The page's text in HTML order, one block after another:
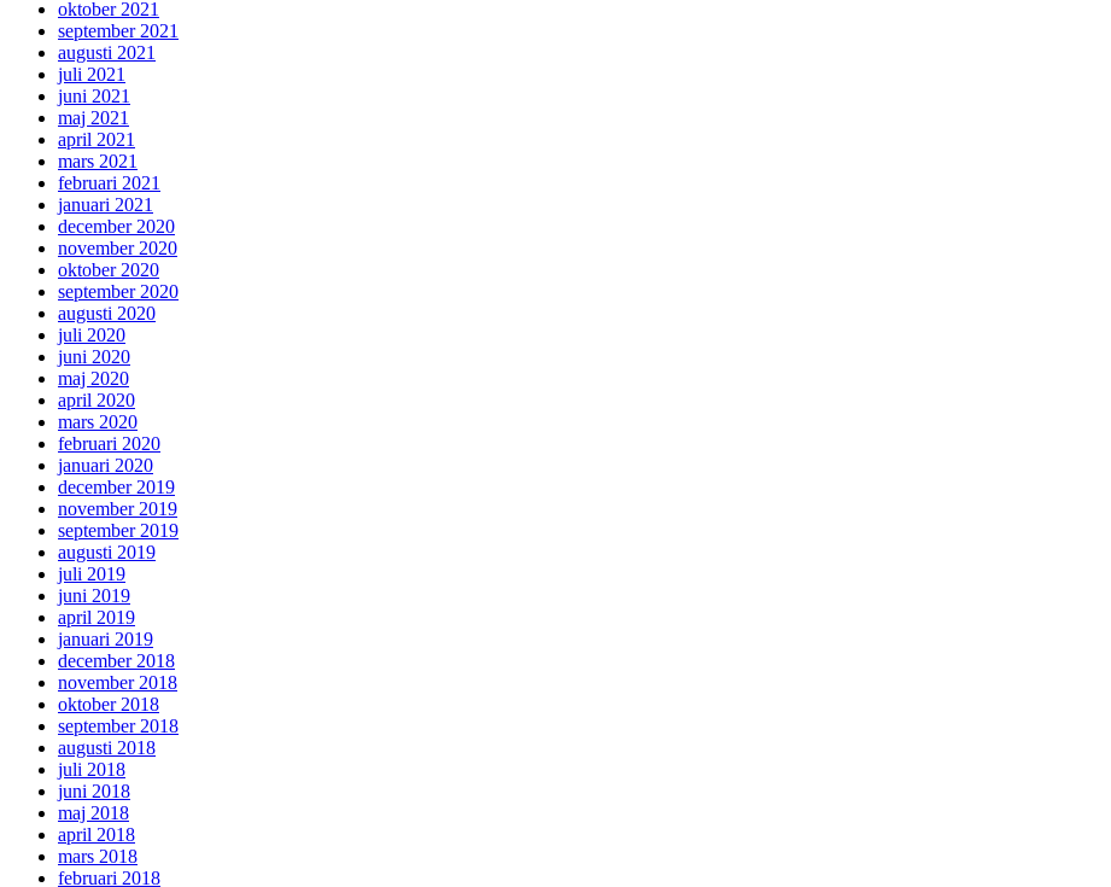
oktober 2021
september 2021
augusti 2021
juli 2021
juni 2021
maj 2021
april 2021
mars 2021
februari 2021
januari 2021
december 2020
november 2020
oktober 2020
september 2020
augusti 2020
juli 2020
juni 2020
maj 2020
april 2020
mars 2020
februari 2020
januari 2020
december 2019
november 2019
september 2019
augusti 2019
juli 2019
juni 2019
april 2019
januari 2019
december 2018
november 2018
oktober 2018
september 2018
augusti 2018
juli 2018
juni 2018
maj 2018
april 2018
mars 2018
februari 2018